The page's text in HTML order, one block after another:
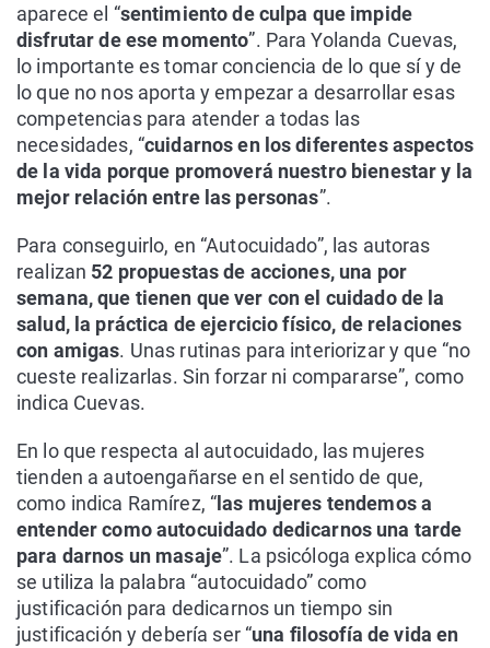
aparece el “sentimiento de culpa que impide
disfrutar de ese momento”. Para Yolanda Cuevas,
lo importante es tomar conciencia de lo que sí y de
lo que no nos aporta y empezar a desarrollar esas
competencias para atender a todas las
necesidades, “cuidarnos en los diferentes aspectos
de la vida porque promoverá nuestro bienestar y la
mejor relación entre las personas”.
Para conseguirlo, en “Autocuidado”, las autoras
realizan 52 propuestas de acciones, una por
semana, que tienen que ver con el cuidado de la
salud, la práctica de ejercicio físico, de relaciones
con amigas. Unas rutinas para interiorizar y que “no
cueste realizarlas. Sin forzar ni compararse”, como
indica Cuevas.
En lo que respecta al autocuidado, las mujeres
tienden a autoengañarse en el sentido de que,
como indica Ramírez, “ las mujeres tendemos a
entender como autocuidado dedicarnos una tarde
para darnos un masaje”. La psicóloga explica cómo
se utiliza la palabra “autocuidado” como
justificación para dedicarnos un tiempo sin
justificación y debería ser “una filosofía de vida en